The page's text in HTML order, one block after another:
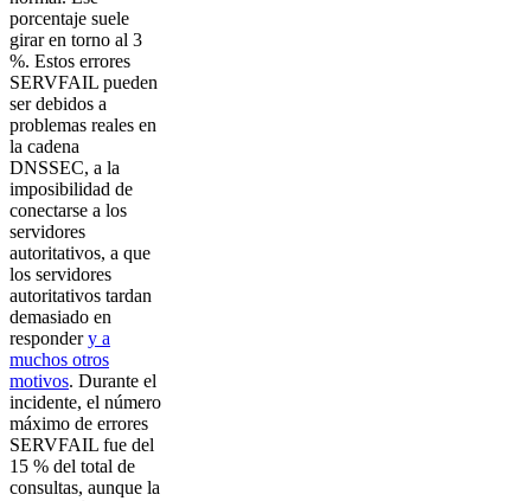
porcentaje suele
girar en torno al 3
%. Estos errores
SERVFAIL pueden
ser debidos a
problemas reales en
la cadena
DNSSEC, a la
imposibilidad de
conectarse a los
servidores
autoritativos, a que
los servidores
autoritativos tardan
demasiado en
respondery a
muchos otros
motivos. Durante el
incidente, el número
máximo de errores
SERVFAIL fue del
15 % del total de
consultas, aunque la